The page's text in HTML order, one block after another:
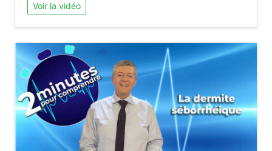
Voir la vidéo